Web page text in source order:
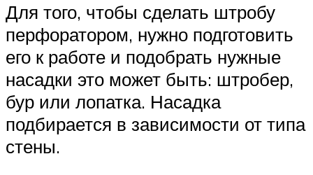
Для того, чтобы сделать штробу
перфоратором, нужно подготовить
его к работе и подобрать нужные
насадки это может быть: штробер,
бур или лопатка. Насадка
подбирается в зависимости от типа
стены.